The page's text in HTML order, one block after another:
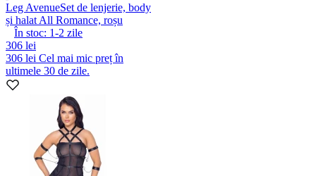
Leg AvenueSet de lenjerie, body
și halat All Romance, roșu
În stoc: 1-2 zile
306 lei
306 lei Cel mai mic preț în
ultimele 30 de zile.